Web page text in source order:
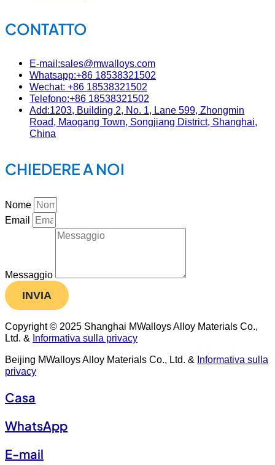
CONTATTO
E-mail:sales@mwalloys.com
Whatsapp:+86 18538321502
Wechat: +86 18538321502
Telefono:+86 18538321502
Add:1203, Building 2, No. 1, Lane 599, Zhongmin
Road, Maogang Town, Songjiang District, Shanghai,
China
CHIEDERE A NOI
Nome
Email
Messaggio
INVIA
Copyright © 2025 Shanghai MWalloys Alloy Materials Co.,
Ltd. & Informativa sulla privacy
Beijing MWalloys Alloy Materials Co., Ltd. & Informativa sulla
privacy
Casa
WhatsApp
E-mail